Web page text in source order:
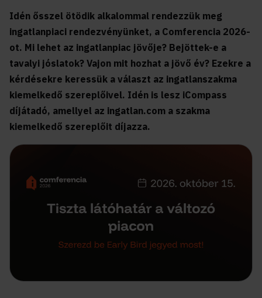
Idén ősszel ötödik alkalommal rendezzük meg
ingatlanpiaci rendezvényünket, a Comferencia 2026-
ot. Mi lehet az ingatlanpiac jövője? Bejöttek-e a
tavalyi jóslatok? Vajon mit hozhat a jövő év? Ezekre a
kérdésekre keressük a választ az ingatlanszakma
kiemelkedő szereplőivel. Idén is lesz iCompass
díjátadó, amellyel az ingatlan.com a szakma
kiemelkedő szereplőit díjazza.